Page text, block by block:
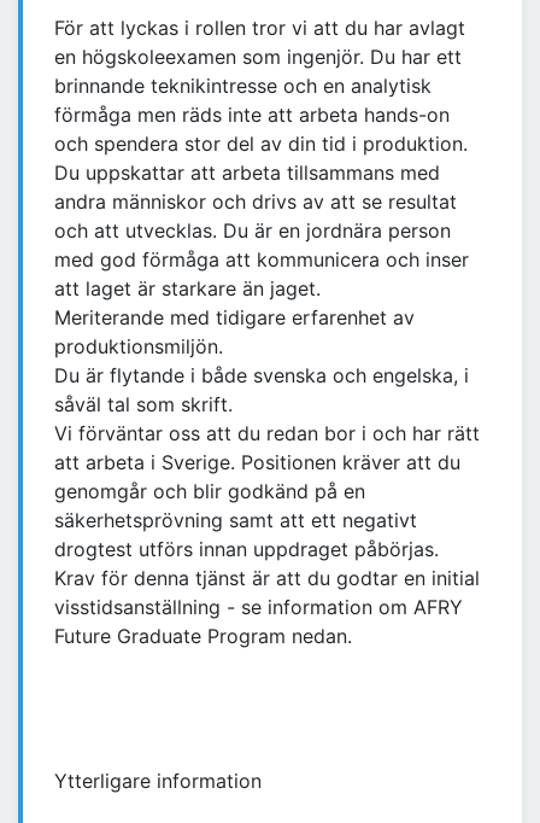
För att lyckas i rollen tror vi att du har avlagt
en högskoleexamen som ingenjör. Du har ett
brinnande teknikintresse och en analytisk
förmåga men räds inte att arbeta hands-on
och spendera stor del av din tid i produktion.
Du uppskattar att arbeta tillsammans med
andra människor och drivs av att se resultat
och att utvecklas. Du är en jordnära person
med god förmåga att kommunicera och inser
att laget är starkare än jaget.
Meriterande med tidigare erfarenhet av
produktionsmiljön.
Du är flytande i både svenska och engelska, i
såväl tal som skrift.
Vi förväntar oss att du redan bor i och har rätt
att arbeta i Sverige. Positionen kräver att du
genomgår och blir godkänd på en
säkerhetsprövning samt att ett negativt
drogtest utförs innan uppdraget påbörjas.
Krav för denna tjänst är att du godtar en initial
visstidsanställning - se information om AFRY
Future Graduate Program nedan.
Ytterligare information